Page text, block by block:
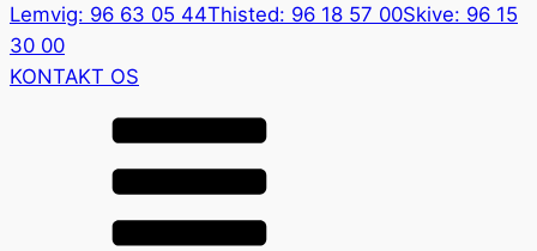
Lemvig: 96 63 05 44Thisted: 96 18 57 00Skive: 96 15
30 00
KONTAKT OS